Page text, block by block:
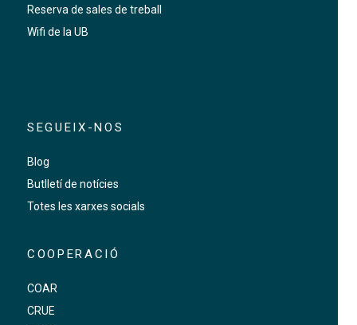
Reserva de sales de treball
Wifi de la UB
SEGUEIX-NOS
Blog
Butlletí de notícies
Totes les xarxes socials
COOPERACIÓ
COAR
CRUE